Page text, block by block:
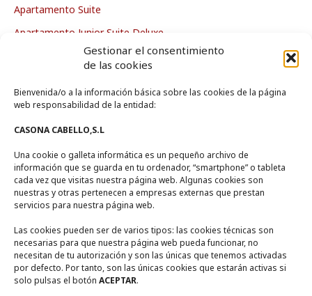
Gestionar el consentimiento
de las cookies
Bienvenida/o a la información básica sobre las cookies de la página
web responsabilidad de la entidad:
CASONA CABELLO,S.L
Una cookie o galleta informática es un pequeño archivo de
información que se guarda en tu ordenador, “smartphone” o tableta
cada vez que visitas nuestra página web. Algunas cookies son
nuestras y otras pertenecen a empresas externas que prestan
servicios para nuestra página web.
Las cookies pueden ser de varios tipos: las cookies técnicas son
necesarias para que nuestra página web pueda funcionar, no
necesitan de tu autorización y son las únicas que tenemos activadas
por defecto. Por tanto, son las únicas cookies que estarán activas si
solo pulsas el botón ACEPTAR.
Apartamento Suite
Apartamento Junior Suite Deluxe
Apartamento Deluxe
La Casa
Zona de Piscina
Zonas Comunes
Entorno
Contacto
Calle Encina Nº 10, (13249) Ruidera, Ciudad Real